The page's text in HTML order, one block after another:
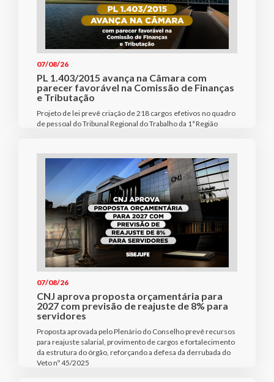
07/08/26
PL 1.403/2015 avança na Câmara com
parecer favorável na Comissão de Finanças
e Tributação
Projeto de lei prevê criação de 218 cargos efetivos no quadro
de pessoal do Tribunal Regional do Trabalho da 1ª Região
07/08/26
CNJ aprova proposta orçamentária para
2027 com previsão de reajuste de 8% para
servidores
Proposta aprovada pelo Plenário do Conselho prevê recursos
para reajuste salarial, provimento de cargos e fortalecimento
da estrutura do órgão, reforçando a defesa da derrubada do
Veto nº 45/2025